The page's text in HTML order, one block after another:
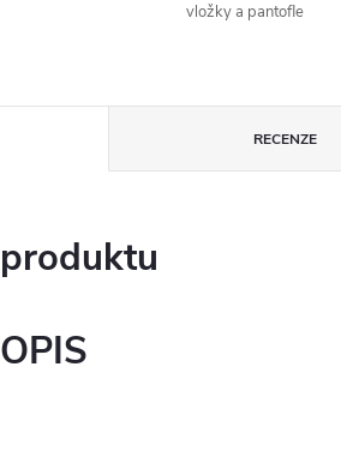
vložky a pantofle
RECENZE